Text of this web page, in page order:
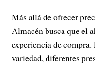
Más allá de ofrecer
Almacén busca que el
experiencia de
variedad, diferentes